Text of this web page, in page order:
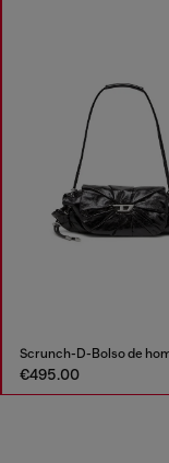
€495.00